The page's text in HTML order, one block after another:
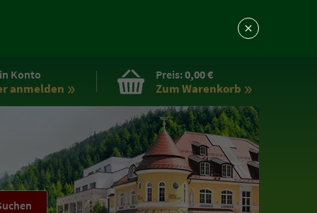
Konto
anmelden
Preis:0,00 €
Zum Warenkorb